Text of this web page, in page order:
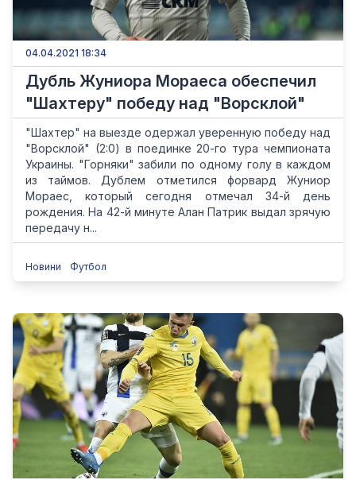
04.04.2021 18:34
Дубль Жуниора Мораеса обеспечил
"Шахтеру" победу над "Ворсклой"
"Шахтер" на выезде одержал уверенную победу над
"Ворсклой" (2:0) в поединке 20-го тура чемпионата
Украины. "Горняки" забили по одному голу в каждом
из таймов. Дублем отметился форвард Жуниор
Мораес, который сегодня отмечал 34-й день
рождения. На 42-й минуте Алан Патрик выдал зрячую
передачу н...
Новини Футбол